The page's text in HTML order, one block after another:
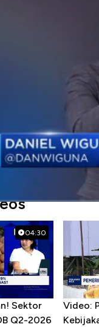
kepada para oknum
ekonomi tinggi?
Indonesia (Jumat,
#biaya tinggi
04:30
Sektor
Q2-2026
Video: